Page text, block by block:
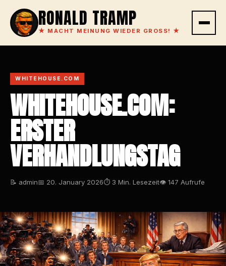
RONALD TRAMP
★ MACHT MEINUNG WIEDER GROSS! ★
WHITEHOUSE.COM
WHITEHOUSE.COM:
ERSTER
VERHANDLUNGSTAG
📝 admin📅 20. January 2026⏱ 3 Min. Lesezeit👁 147 Aufrufe